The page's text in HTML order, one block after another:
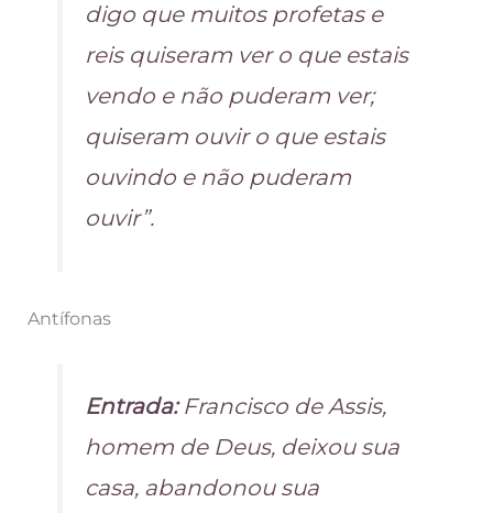
digo que muitos profetas e
reis quiseram ver o que estais
vendo e não puderam ver;
quiseram ouvir o que estais
ouvindo e não puderam
ouvir”.
Antífonas
Entrada:Francisco de Assis,
homem de Deus, deixou sua
casa, abandonou sua